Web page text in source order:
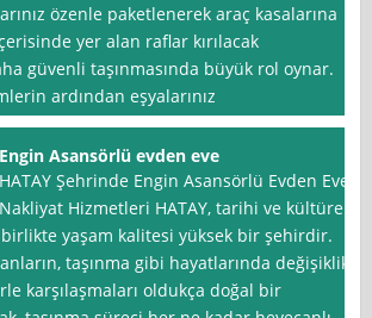
özenle paketlenerek araç kasalarına
yer alan raflar kırılacak
güvenli taşınmasında büyük rol oynar.
ardından eşyalarınız
Engin Asansörlü evden eve
HATAY Şehrinde Engin Asansörlü Evden Eve
Nakliyat Hizmetleri HATAY, tarihi ve kültürel
yaşam kalitesi yüksek bir şehirdir.
taşınma gibi hayatlarında değişiklik
karşılaşmaları oldukça doğal bir